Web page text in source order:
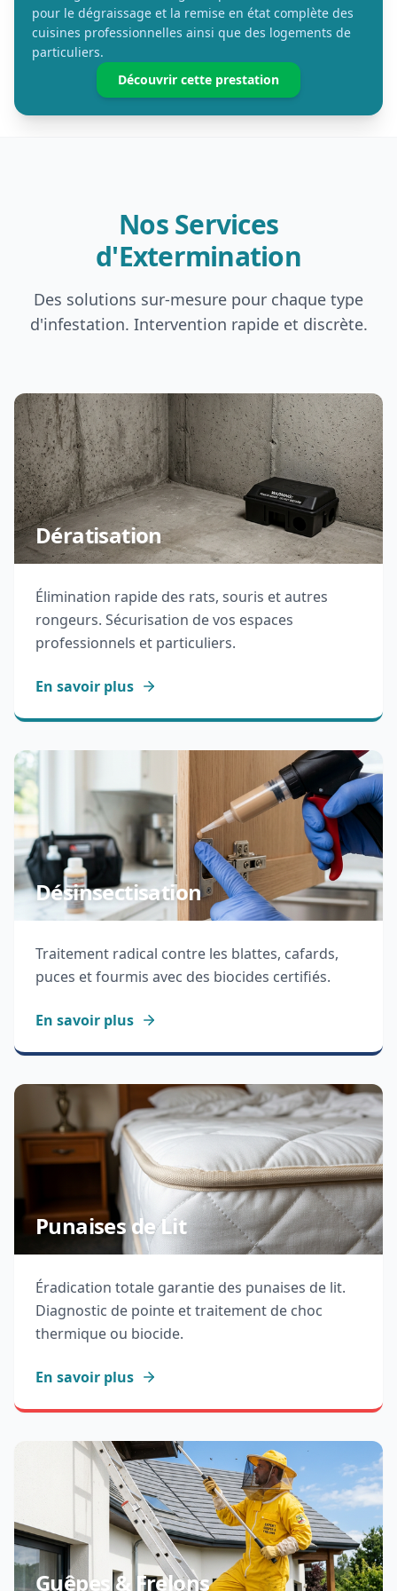
pour le dégraissage et la remise en état complète des
cuisines professionnelles ainsi que des logements de
particuliers.
Découvrir cette prestation
Nos Services
d'Extermination
Des solutions sur-mesure pour chaque type
d'infestation. Intervention rapide et discrète.
Dératisation
Élimination rapide des rats, souris et autres
rongeurs. Sécurisation de vos espaces
professionnels et particuliers.
En savoir plus
Désinsectisation
Traitement radical contre les blattes, cafards,
puces et fourmis avec des biocides certifiés.
En savoir plus
Punaises de Lit
Éradication totale garantie des punaises de lit.
Diagnostic de pointe et traitement de choc
thermique ou biocide.
En savoir plus
Guêpes & Frelons